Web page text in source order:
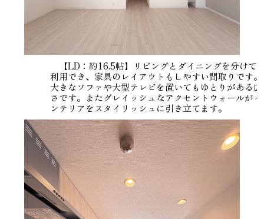
【LD：約16.5帖】リビングとダイニングを分けて
利用でき、家具のレイアウトもしやすい間取りです。
大きなソファや大型テレビを置いてもゆとりがある広
さです。またグレイッシュなアクセントウォールがイ
ンテリアをスタイリッシュに引き立てます。